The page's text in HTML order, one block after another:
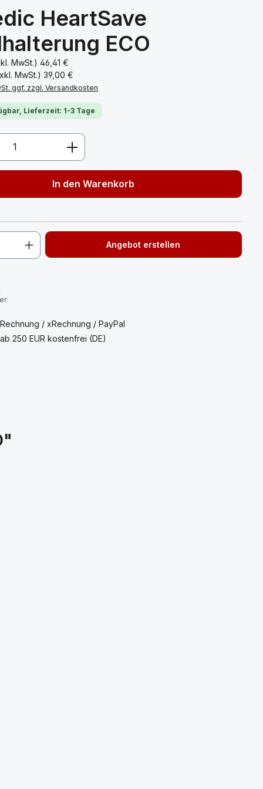
HeartSave
ECO
MwSt.)46,41 €
MwSt.)39,00 €
ggf. zzgl. Versandkosten
Lieferzeit: 1-3 Tage
Gib den gewünschten Wert
In den Warenkorb
Angebot erstellen
/ xRechnung / PayPal
250 EUR kostenfrei (DE)